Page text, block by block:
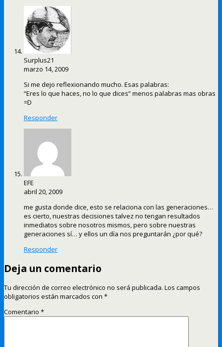
Surplus21
marzo 14, 2009
Si me dejo reflexionando mucho. Esas palabras:
“Eres lo que haces, no lo que dices” menos palabras mas obras
=D
Responder
EFE
abril 20, 2009
me gusta donde dice, esto se relaciona con las generaciones…
es cierto, nuestras decisiones talvez no tengan resultados
inmediatos sobre nosotros mismos, pero sobre nuestras
generaciones sí… y ellos un día nos preguntarán ¿por qué?
Responder
Deja un comentario
Tu dirección de correo electrónico no será publicada. Los campos
obligatorios están marcados con *
Comentario *